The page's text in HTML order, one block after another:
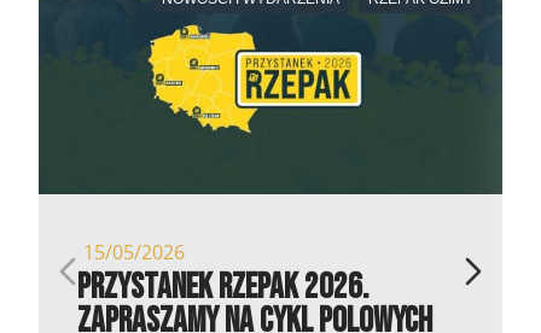
15/05/2026
Przystanek Rzepak 2026.
Zapraszamy na cykl polowych